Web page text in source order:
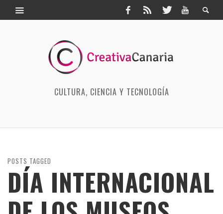
CULTURA, CIENCIA Y TECNOLOGÍA
POSTS TAGGED
DÍA INTERNACIONAL